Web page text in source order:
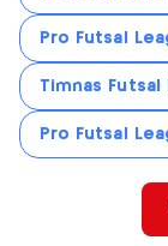
Pro Futsal
Timnas Futsal
Pro Futsal